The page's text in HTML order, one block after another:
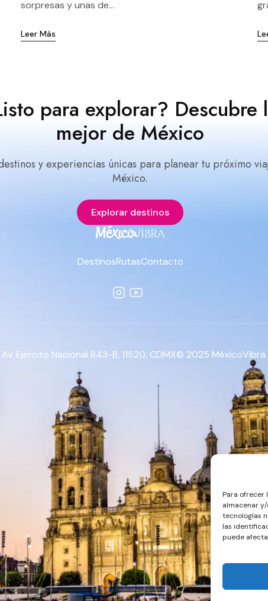
Para ofrecer
almacenar
tecnologías
las
puede
sorpresas y unas de...
Leer Más
para explorar? Descubre
mejor de México
y experiencias únicas para planear tu próximo
México.
Explorar destinos
DestinosRutasContacto
Av. Ejército Nacional 843-B, 11520, CDMX© 2025